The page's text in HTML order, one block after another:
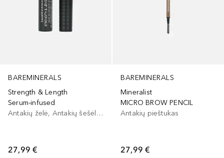
BAREMINERALS
Strength & Length
Serum-infused
Antakių želė, Antakių šešėliai/dažai
27,99 €
BAREMINERALS
Mineralist
MICRO BROW PENCIL
Antakių pieštukas
27,99 €